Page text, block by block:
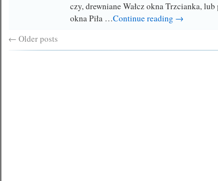
czy, drewniane Wałcz okna Trzcianka,
okna Piła …Continue reading →
← Older posts